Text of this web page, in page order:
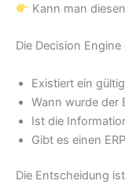
Kann man
Die Decision
Existiert ein
Wann wurde der
Ist die
Gibt es einen
Die Entscheidung